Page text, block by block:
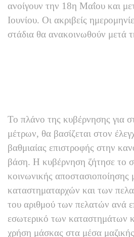
ανοίγουν την 18η Μαΐου και
Ιουνίου. Οι ακριβείς
στάδια θα ανακοινωθούν μετά
Το πλάνο της κυβέρνησης για
μέτρων, θα βασίζεται στον
βαθμιαίας επιστροφής στην
βάση. Η κυβέρνηση ζήτησε το
κοινωνικής αποστασιοποίησης
καταστηματαρχών και των
του αριθμού των πελατών ανά
εσωτερικό των καταστημάτων
χρήση μάσκας στα μέσα